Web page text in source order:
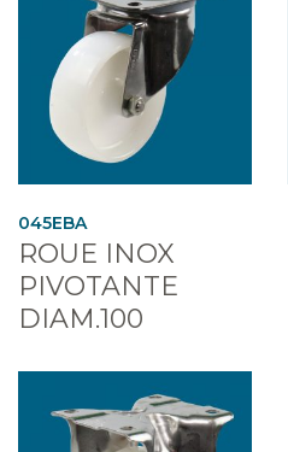
045EBA
ROUE INOX
PIVOTANTE
DIAM.100